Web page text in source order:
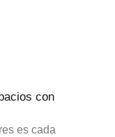
con
es cada